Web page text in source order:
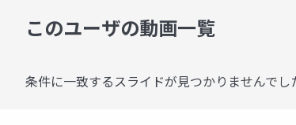
このユーザの動画一覧
条件に一致するスライドが見つかりませんでし